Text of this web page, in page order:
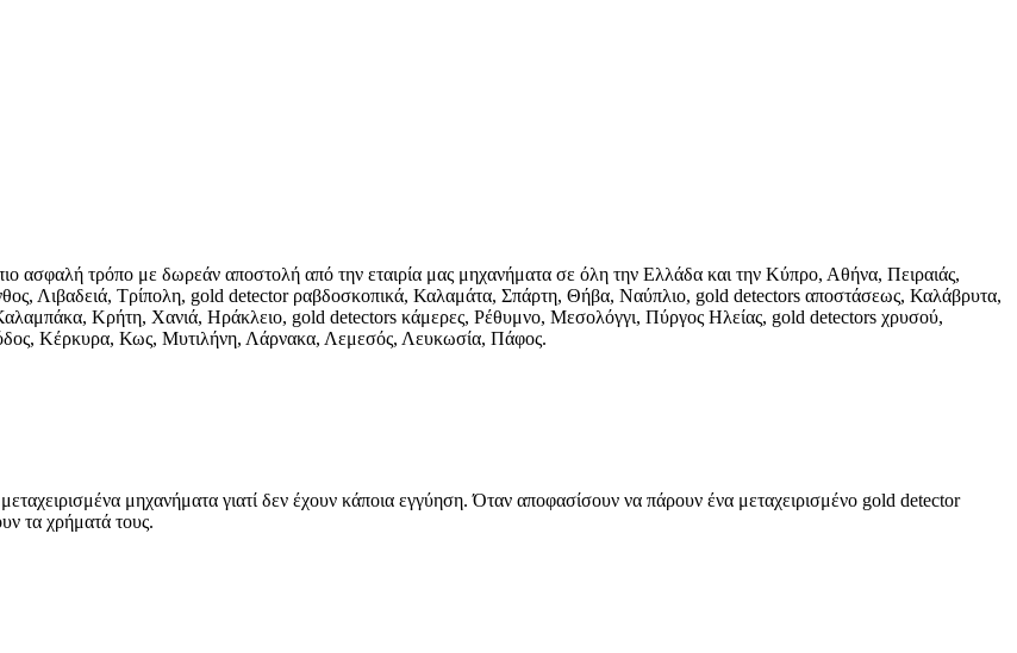
ασφαλή τρόπο με δωρεάν αποστολή από την εταιρία μας μηχανήματα σε όλη την Ελλάδα και την Κύπρο, Αθήνα, Πειραιάς,
Λιβαδειά, Τρίπολη, gold detector ραβδοσκοπικά, Καλαμάτα, Σπάρτη, Θήβα, Ναύπλιο, gold detectors αποστάσεως, Καλάβρυτα,
Κρήτη, Χανιά, Ηράκλειο, gold detectors κάμερες, Ρέθυμνο, Μεσολόγγι, Πύργος Ηλείας, gold detectors χρυσού,
Κέρκυρα, Κως, Μυτιλήνη, Λάρνακα, Λεμεσός, Λευκωσία, Πάφος.
μηχανήματα γιατί δεν έχουν κάποια εγγύηση. Όταν αποφασίσουν να πάρουν ένα μεταχειρισμένο gold detector
τα χρήματά τους.